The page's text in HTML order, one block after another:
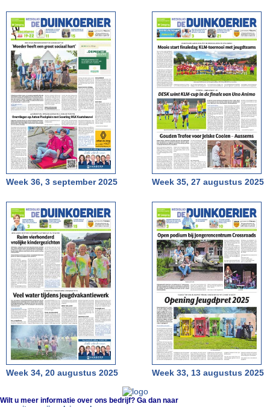
Week 36, 3 september 2025 Week 35, 27 augustus 2025
Week 34, 20 augustus 2025 Week 33, 13 augustus 2025
Wilt u meer informatie over ons bedrijf? Ga dan naar